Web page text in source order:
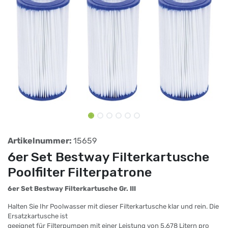
Artikelnummer: 15659
6er Set Bestway Filterkartusche
Poolfilter Filterpatrone
6er Set Bestway Filterkartusche Gr. III
Halten Sie Ihr Poolwasser mit dieser Filterkartusche klar und rein. Die
Ersatzkartusche ist
geeignet für Filterpumpen mit einer Leistung von 5.678 Litern pro